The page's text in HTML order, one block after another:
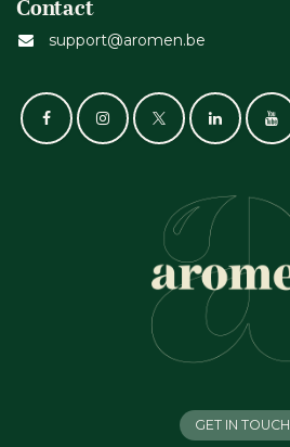
Contact
support@aromen.be
GET IN TOUCH